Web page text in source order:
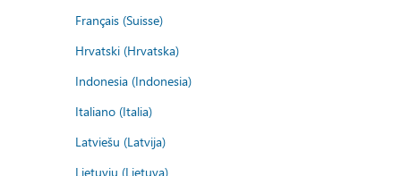
Français (Suisse)
Hrvatski (Hrvatska)
Indonesia (Indonesia)
Italiano (Italia)
Latviešu (Latvija)
Lietuvių (Lietuva)